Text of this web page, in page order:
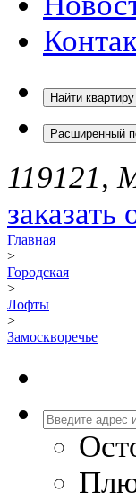
Найти
Расширенный
119121,
заказать
Главная
>
Городская
>
Лофты
>
Замоскворечье